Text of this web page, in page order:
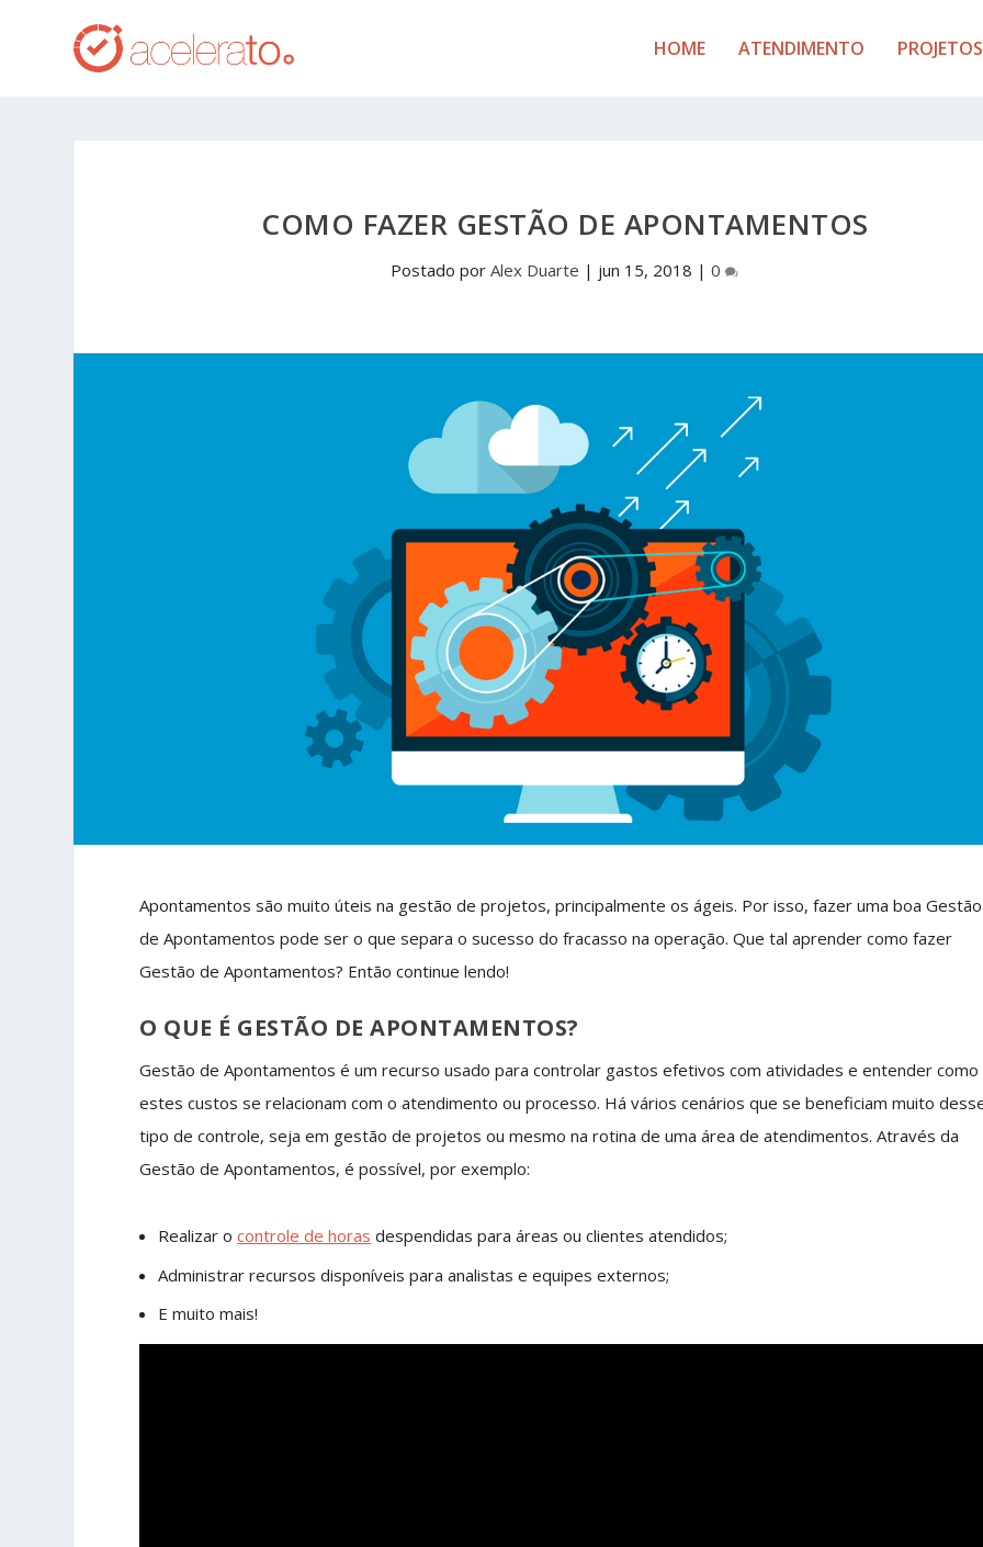
HOME ATENDIMENTO PROJETOS
COMO FAZER GESTÃO DE APONTAMENTOS
Postado porAlex Duarte | jun 15, 2018 |0
Apontamentos são muito úteis na gestão de projetos, principalmente os ágeis. Por isso, fazer uma boa Gestão
de Apontamentos pode ser o que separa o sucesso do fracasso na operação. Que tal aprender como fazer
Gestão de Apontamentos? Então continue lendo!
O QUE É GESTÃO DE APONTAMENTOS?
Gestão de Apontamentos é um recurso usado para controlar gastos efetivos com atividades e entender como
estes custos se relacionam com o atendimento ou processo. Há vários cenários que se beneficiam muito
tipo de controle, seja em gestão de projetos ou mesmo na rotina de uma área de atendimentos. Através da
Gestão de Apontamentos, é possível, por exemplo:
Realizar ocontrole de horas despendidas para áreas ou clientes atendidos;
Administrar recursos disponíveis para analistas e equipes externos;
E muito mais!